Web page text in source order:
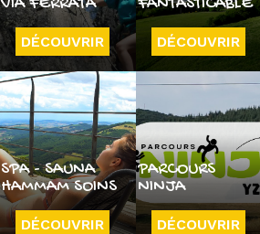
DÉCOUVRIR DÉCOUVRIR
SPA - SAUNA
HAMMAM SOINS
DÉCOUVRIR
PARCOURS
NINJA
DÉCOUVRIR